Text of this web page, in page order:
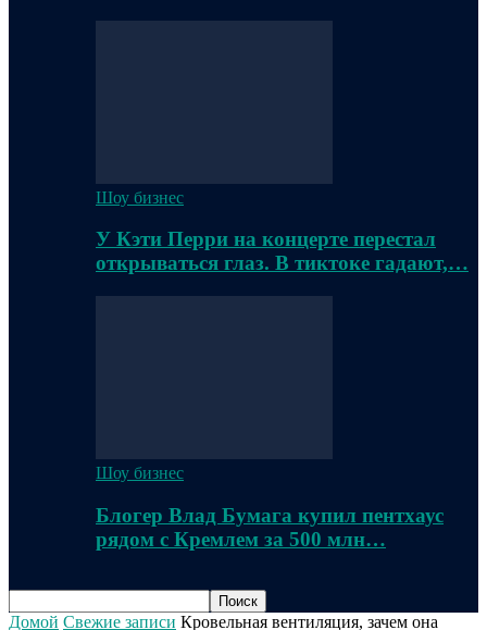
Шоу бизнес
У Кэти Перри на концерте перестал
открываться глаз. В тиктоке гадают,…
Шоу бизнес
Блогер Влад Бумага купил пентхаус
рядом с Кремлем за 500 млн…
Домой Свежие записи Кровельная вентиляция, зачем она